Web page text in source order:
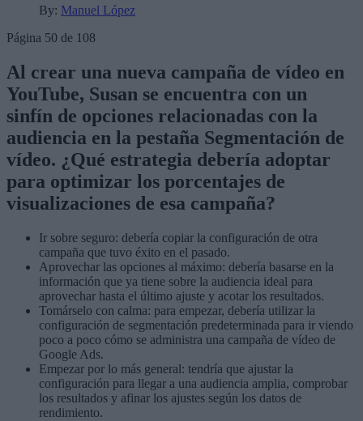
By: Manuel López
Página 50 de 108
Al crear una nueva campaña de vídeo en
YouTube, Susan se encuentra con un
sinfín de opciones relacionadas con la
audiencia en la pestaña Segmentación de
vídeo. ¿Qué estrategia debería adoptar
para optimizar los porcentajes de
visualizaciones de esa campaña?
Ir sobre seguro: debería copiar la configuración de otra
campaña que tuvo éxito en el pasado.
Aprovechar las opciones al máximo: debería basarse en la
información que ya tiene sobre la audiencia ideal para
aprovechar hasta el último ajuste y acotar los resultados.
Tomárselo con calma: para empezar, debería utilizar la
configuración de segmentación predeterminada para ir viendo
poco a poco cómo se administra una campaña de vídeo de
Google Ads.
Empezar por lo más general: tendría que ajustar la
configuración para llegar a una audiencia amplia, comprobar
los resultados y afinar los ajustes según los datos de
rendimiento.